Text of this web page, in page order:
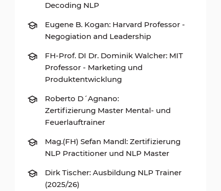
Decoding NLP
Eugene B. Kogan: Harvard Professor -
Negogiation and Leadership
FH-Prof. DI Dr. Dominik Walcher: MIT
Professor - Marketing und
Produktentwicklung
Roberto D´Agnano:
Zertifizierung Master Mental- und
Feuerlauftrainer
Mag.(FH) Sefan Mandl: Zertifizierung
NLP Practitioner und NLP Master
Dirk Tischer: Ausbildung NLP Trainer
(2025/26)